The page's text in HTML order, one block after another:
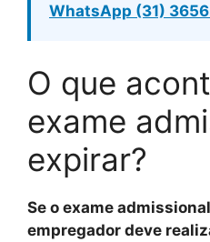
WhatsApp (31)
O que
exame
expirar?
Se o exame
empregador deve